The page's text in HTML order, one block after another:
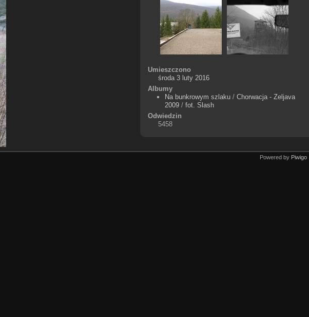
Umieszczono
środa 3 luty 2016
Albumy
Na bunkrowym szlaku/ Chorwacja - Zeljava
2009/ fot. Slash
Odwiedzin
5458
Powered by Piwigo